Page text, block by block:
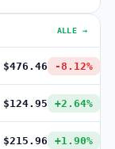
ALLE →
$476.46 -8.12%
$124.95 +2.64%
$215.96 +1.90%